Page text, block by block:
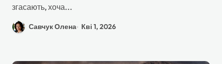
згасають, хоча...
Савчук Олена Кві 1, 2026